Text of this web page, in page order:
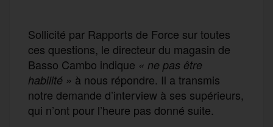
Sollicité par Rapports de Force sur toutes
ces questions, le directeur du magasin de
Basso Cambo indique « ne pas être
habilité » à nous répondre. Il a transmis
notre demande d’interview à ses supérieurs,
qui n’ont pour l’heure pas donné suite.